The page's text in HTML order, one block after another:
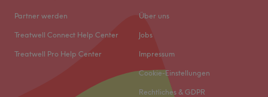
Partner werden
Treatwell Connect Help Center
Treatwell Pro Help Center
Über uns
Jobs
Impressum
Cookie-Einstellungen
Rechtliches & GDPR